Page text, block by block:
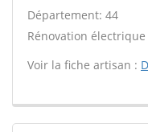
Département: 44
Rénovation
Voir la fiche artisan :